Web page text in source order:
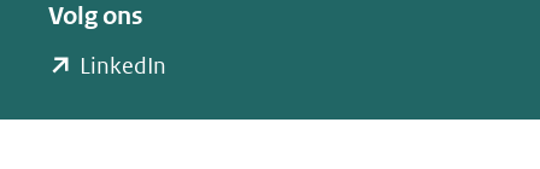
Volg ons
LinkedIn